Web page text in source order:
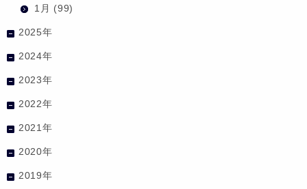
1月 (99)
2025年
2024年
2023年
2022年
2021年
2020年
2019年